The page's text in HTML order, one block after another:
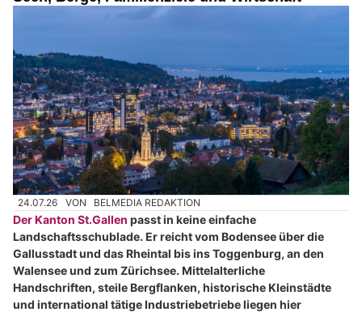
24.07.26 VON BELMEDIA REDAKTION
Der Kanton St.Gallen passt in keine einfache
Landschaftsschublade. Er reicht vom Bodensee über die
Gallusstadt und das Rheintal bis ins Toggenburg, an den
Walensee und zum Zürichsee. Mittelalterliche
Handschriften, steile Bergflanken, historische Kleinstädte
und international tätige Industriebetriebe liegen hier